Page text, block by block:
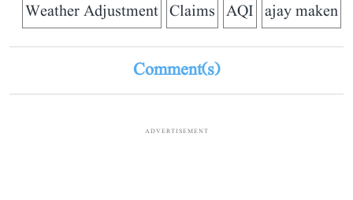
ajay maken
AQI
Claims
Weather Adjustment
Comment(s)
ADVERTISEMENT